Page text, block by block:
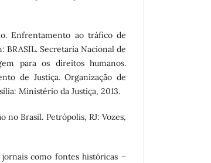
Enfrentamento ao tráfico de
BRASIL. Secretaria Nacional de
para os direitos humanos.
de Justiça. Organização de
Ministério da Justiça, 2013.
no Brasil. Petrópolis, RJ: Vozes,
jornais como fontes históricas –